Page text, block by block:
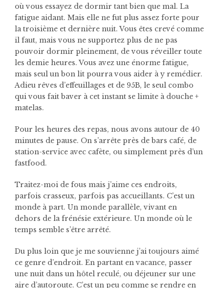
où vous essayez de dormir tant bien que mal. La
fatigue aidant. Mais elle ne fut plus assez forte pour
la troisième et dernière nuit. Vous êtes crevé comme
il faut, mais vous ne supportez plus de ne pas
pouvoir dormir pleinement, de vous réveiller toute
les demie heures. Vous avez une énorme fatigue,
mais seul un bon lit pourra vous aider à y remédier.
Adieu rêves d’effeuillages et de 95B, le seul combo
qui vous fait baver à cet instant se limite à douche +
matelas.
Pour les heures des repas, nous avons autour de 40
minutes de pause. On s’arrête près de bars café, de
station-service avec cafète, ou simplement près d’un
fastfood.
Traitez-moi de fous mais j’aime ces endroits,
parfois crasseux, parfois pas accueillants. C’est un
monde à part. Un monde parallèle, vivant en
dehors de la frénésie extérieure. Un monde où le
temps semble s’être arrêté.
Du plus loin que je me souvienne j’ai toujours aimé
ce genre d’endroit. En partant en vacance, passer
une nuit dans un hôtel reculé, ou déjeuner sur une
aire d’autoroute. C’est un peu comme se rendre en